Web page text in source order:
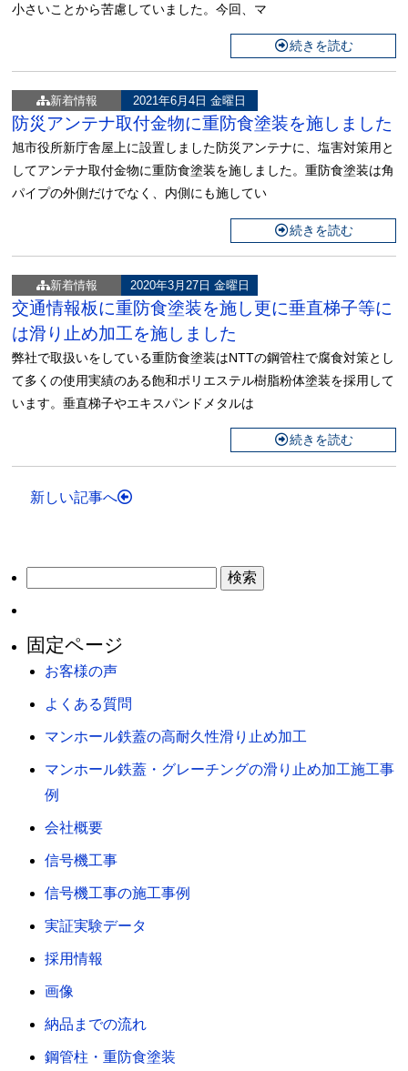
小さいことから苦慮していました。今回、マ
続きを読む
新着情報 2021年6月4日 金曜日
防災アンテナ取付金物に重防食塗装を施しました
旭市役所新庁舎屋上に設置しました防災アンテナに、塩害対策用と
してアンテナ取付金物に重防食塗装を施しました。重防食塗装は角
パイプの外側だけでなく、内側にも施してい
続きを読む
新着情報 2020年3月27日 金曜日
交通情報板に重防食塗装を施し更に垂直梯子等に
は滑り止め加工を施しました
弊社で取扱いをしている重防食塗装はNTTの鋼管柱で腐食対策とし
て多くの使用実績のある飽和ポリエステル樹脂粉体塗装を採用して
います。垂直梯子やエキスパンドメタルは
続きを読む
新しい記事へ
固定ページ
お客様の声
よくある質問
マンホール鉄蓋の高耐久性滑り止め加工
マンホール鉄蓋・グレーチングの滑り止め加工施工事
例
会社概要
信号機工事
信号機工事の施工事例
実証実験データ
採用情報
画像
納品までの流れ
鋼管柱・重防食塗装